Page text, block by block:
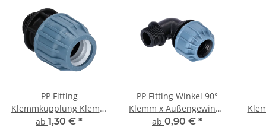
PP Fitting
Klemmkupplung Klemm
x Außengewinde (AG)
ab 1,30 € *
PP Fitting Winkel 90°
Klemm x Außengewinde
(AG) PN10
ab 0,90 € *